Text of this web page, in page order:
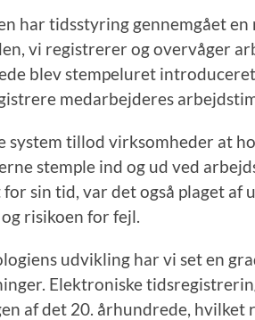
har tidsstyring gennemgået
vi registrerer og overvåger
blev stempeluret
medarbejderes
system tillod virksomheder at
stemple ind og ud ved
sin tid, var det også plaget af
risikoen for fejl.
udvikling har vi set en
Elektroniske
af det 20. århundrede, hvilket